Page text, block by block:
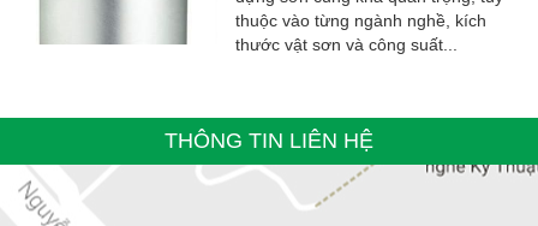
thuộc vào từng ngành nghề, kích
thước vật sơn và công suất...
THÔNG TIN LIÊN HỆ